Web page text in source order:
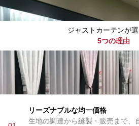
ジャストカーテンが
5つの理由
リーズナブルな均一価格
生地の調達から縫製・販売まで、